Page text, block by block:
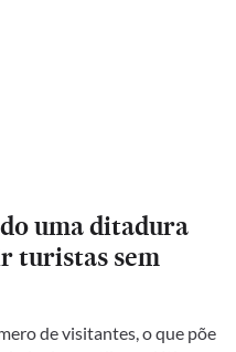
uma ditadura
turistas sem
de visitantes, o que põe